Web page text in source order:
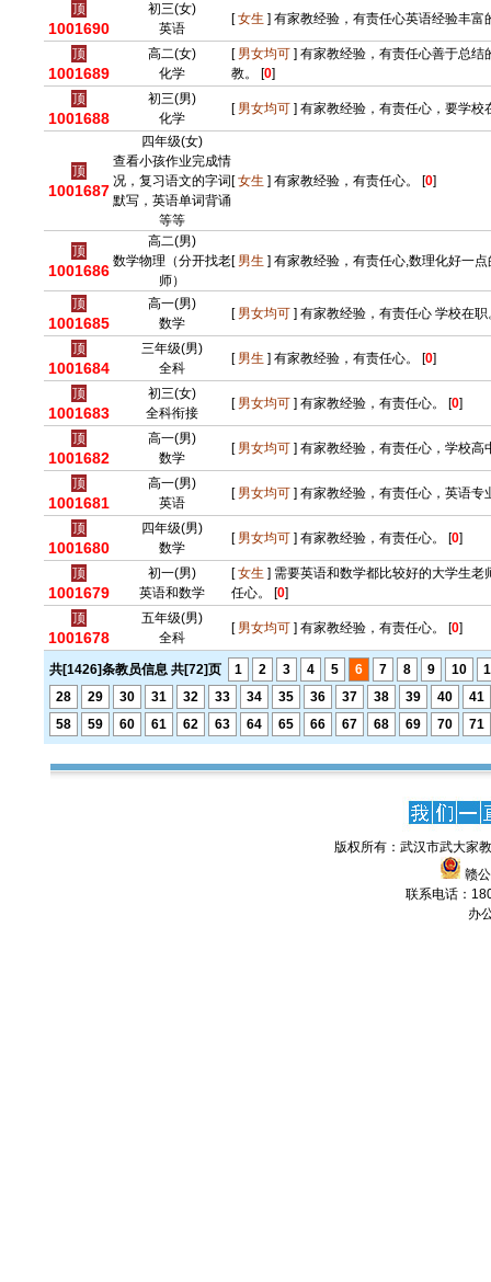
顶
1001690
初三(女)
英语
[女生 ] 有家教经验，有责任心英语经验丰富
顶
1001689
高二(女)
化学
[男女均可 ] 有家教经验，有责任心善于总结
教。 [0]
顶
1001688
初三(男)
化学
[男女均可 ] 有家教经验，有责任心，要学校
顶
1001687
四年级(女)
查看小孩作业完成情
况，复习语文的字词
默写，英语单词背诵
等等
[女生 ] 有家教经验，有责任心。 [0]
顶
1001686
高二(男)
数学物理（分开找老
师）
[男生 ] 有家教经验，有责任心,数理化好一点
顶
1001685
高一(男)
数学
[男女均可 ] 有家教经验，有责任心 学校在职
顶
1001684
三年级(男)
全科
[男生 ] 有家教经验，有责任心。 [0]
顶
1001683
初三(女)
全科衔接
[男女均可 ] 有家教经验，有责任心。 [0]
顶
1001682
高一(男)
数学
[男女均可 ] 有家教经验，有责任心，学校高
顶
1001681
高一(男)
英语
[男女均可 ] 有家教经验，有责任心，英语专
顶
1001680
四年级(男)
数学
[男女均可 ] 有家教经验，有责任心。 [0]
顶
1001679
初一(男)
英语和数学
[女生 ] 需要英语和数学都比较好的大学生老
任心。 [0]
顶
1001678
五年级(男)
全科
[男女均可 ] 有家教经验，有责任心。 [0]
共[1426]条教员信息 共[72]页 1 2 3 4 5 6 7 8 9 10
28
29 30 31 32 33 34 35 36 37 38 39 40
41
58
59 60 61 62 63 64 65 66 67 68 69 70 71
版权所有：武汉市武大家
赣
联系电话：
办